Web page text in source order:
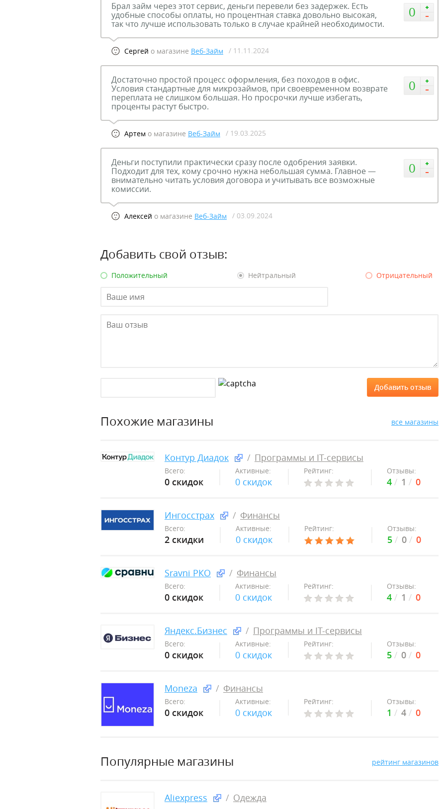
0
Брал займ через этот сервис, деньги перевели без задержек. Есть
удобные способы оплаты, но процентная ставка довольно высокая,
так что лучше использовать только в случае крайней необходимости.
Сергей о магазине Веб-Займ / 11.11.2024
0
Достаточно простой процесс оформления, без походов в офис.
Условия стандартные для микрозаймов, при своевременном возврате
переплата не слишком большая. Но просрочки лучше избегать,
проценты растут быстро.
Артем о магазине Веб-Займ / 19.03.2025
0
Деньги поступили практически сразу после одобрения заявки.
Подходит для тех, кому срочно нужна небольшая сумма. Главное —
внимательно читать условия договора и учитывать все возможные
комиссии.
Алексей о магазине Веб-Займ / 03.09.2024
Добавить свой отзыв:
Положительный Нейтральный Отрицательный
Похожие магазины все магазины
Контур Диадок Программы и IT-сервисы
Всего:
0 скидок
Активные:
0 скидок
Рейтинг: Отзывы:
4 1 0
Ингосстрах Финансы
Всего:
2 скидки
Активные:
0 скидок
Рейтинг: Отзывы:
5 0 0
Sravni РКО Финансы
Всего:
0 скидок
Активные:
0 скидок
Рейтинг: Отзывы:
4 1 0
Яндекс.Бизнес Программы и IT-сервисы
Всего:
0 скидок
Активные:
0 скидок
Рейтинг: Отзывы:
5 0 0
Moneza Финансы
Всего:
0 скидок
Активные:
0 скидок
Рейтинг: Отзывы:
1 4 0
Популярные магазины рейтинг магазинов
Aliexpress Одежда